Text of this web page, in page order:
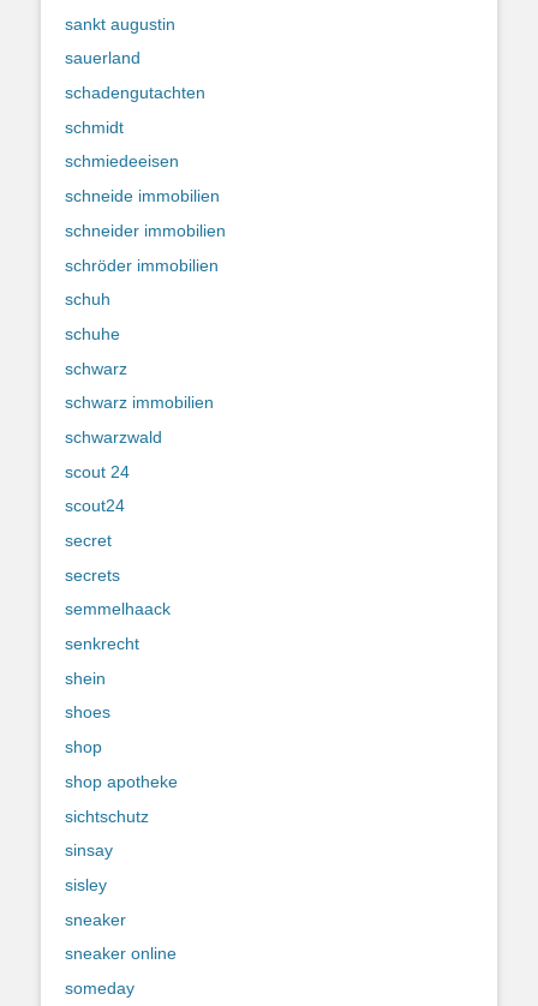
sankt augustin
sauerland
schadengutachten
schmidt
schmiedeeisen
schneide immobilien
schneider immobilien
schröder immobilien
schuh
schuhe
schwarz
schwarz immobilien
schwarzwald
scout 24
scout24
secret
secrets
semmelhaack
senkrecht
shein
shoes
shop
shop apotheke
sichtschutz
sinsay
sisley
sneaker
sneaker online
someday